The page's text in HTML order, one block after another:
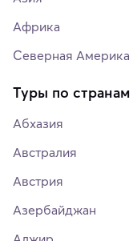
Африка
Северная Америка
Туры по странам
Абхазия
Австралия
Австрия
Азербайджан